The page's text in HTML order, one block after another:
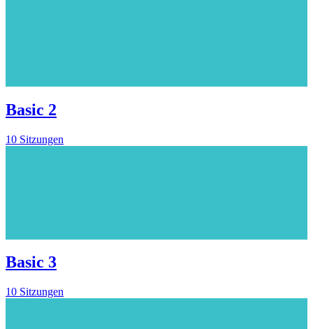
Basic 2
10 Sitzungen
Basic 3
10 Sitzungen